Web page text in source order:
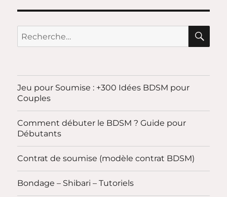
Recherche
pour :
Jeu pour Soumise : +300 Idées BDSM pour
Couples
Comment débuter le BDSM ? Guide pour
Débutants
Contrat de soumise (modèle contrat BDSM)
Bondage – Shibari – Tutoriels